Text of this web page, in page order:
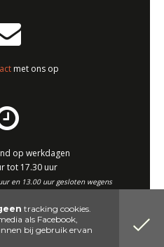
met ons op
op werkdagen
tot 17.30 uur
en 13.00 uur gesloten wegens
Website by DenK Internet Solutions
tracking cookies.
als Facebook,
bij gebruik ervan